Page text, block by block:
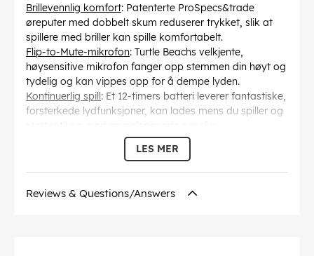
Brillevennlig komfort: Patenterte ProSpecs&trade
øreputer med dobbelt skum reduserer trykket, slik at
spillere med briller kan spille komfortabelt.
Flip-to-Mute-mikrofon: Turtle Beachs velkjente,
høysensitive mikrofon fanger opp stemmen din høyt og
tydelig og kan vippes opp for å dempe lyden.
Kontinuerlig spill: Et 12-timers batteri leverer fantastiske,
forsterkede lydfunksjoner, kan lades mens du spiller og
hodetelefonfunksjoner uten strøm.
: Drevet av det oppladbare batteriet, kan du
føle den jordskjelvende rumlingen fra den alltid aktive
Variabel mikrofonovervåking: Hør og juster volumet på
LES MER
Reviews & Questions/Answers